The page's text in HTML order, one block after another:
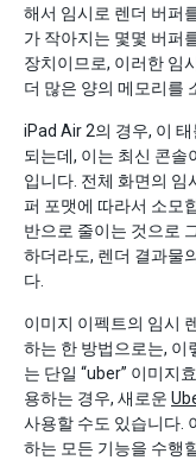
해서 임시로 렌더 버퍼
가 작아지는 몇몇 버퍼
장치이므로, 이러한 임
더 많은 양의 메모리를
iPad Air 2의 경우, 이
되는데, 이는 최신 콘솔
입니다. 전체 화면의 임
퍼 포맷에 따라서 소모
반으로 줄이는 것으로
하더라도, 렌더 결과물
다.
이미지 이펙트의 임시
하는 한 방법으로는, 이
는 단일 “uber” 이미지
용하는 경우, 새로운
사용할 수도 있습니다.
하는 모든 기능을 수행